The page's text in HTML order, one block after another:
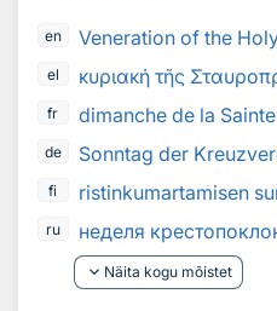
en Veneration of the
el κυριακή τῆς
fr dimanche de la
de Sonntag der
fi ristinkumartamisen
ru
неделя
keyboard_arrow_down Näita kogu mõistet